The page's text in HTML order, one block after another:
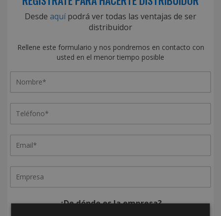
Desde aquípodrá ver todas las ventajas de ser
distribuidor
Rellene este formulario y nos pondremos en contacto con
usted en el menor tiempo posible
¿De dónde es la empresa?